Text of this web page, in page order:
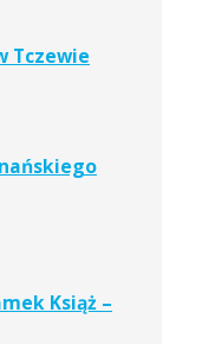
Tczewie
Książ –